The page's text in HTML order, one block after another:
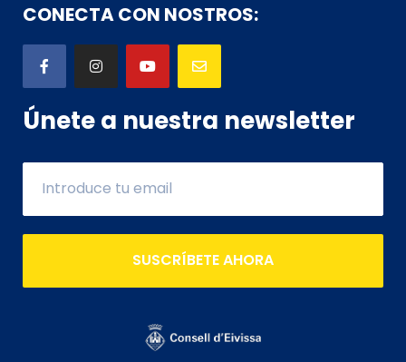
CONECTA CON NOSTROS:
Únete a nuestra newsletter
SUSCRÍBETE AHORA